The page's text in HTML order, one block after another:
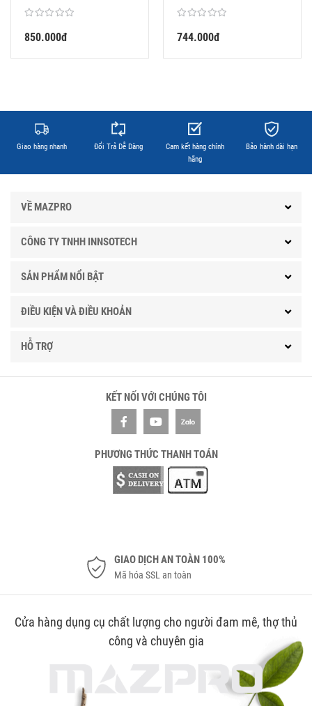
850.000đ 744.000đ
Giao hàng nhanh Đổi Trả Dễ Dàng
Cam kết hàng chính
hãng
Bảo hành dài hạn
VỀ MAZPRO
CÔNG TY TNHH INNSOTECH
SẢN PHẨM NỔI BẬT
ĐIỀU KIỆN VÀ ĐIỀU KHOẢN
HỖ TRỢ
KẾT NỐI VỚI CHÚNG TÔI
PHƯƠNG THỨC THANH TOÁN
GIAO DỊCH AN TOÀN 100%
Mã hóa SSL an toàn
Cửa hàng dụng cụ chất lượng cho người đam mê, thợ thủ
công và chuyên gia